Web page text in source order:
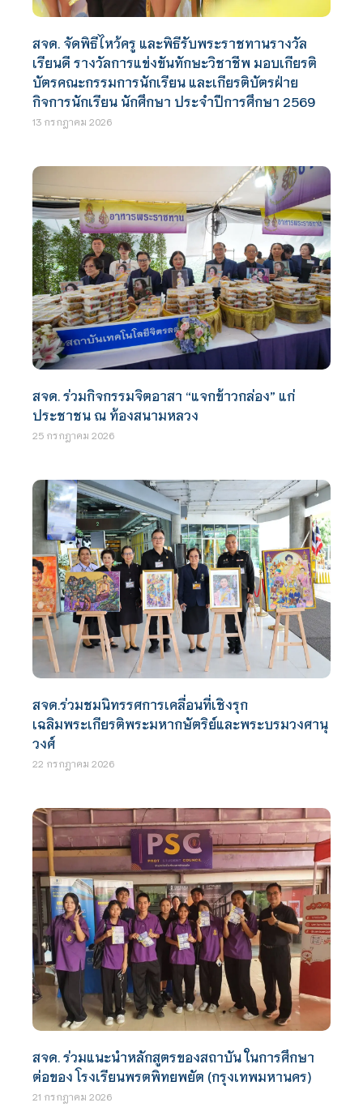
สจด. จัดพิธีไหว้ครู และพิธีรับพระราชทานรางวัล
เรียนดี รางวัลการแข่งขันทักษะวิชาชีพ มอบเกียรติ
บัตรคณะกรรมการนักเรียน และเกียรติบัตรฝ่าย
กิจการนักเรียน นักศึกษา ประจำปีการศึกษา 2569
13 กรกฎาคม 2026
สจด. ร่วมกิจกรรมจิตอาสา “แจกข้าวกล่อง” แก่
ประชาชน ณ ท้องสนามหลวง
25 กรกฎาคม 2026
สจด.ร่วมชมนิทรรศการเคลื่อนที่เชิงรุก
เฉลิมพระเกียรติพระมหากษัตริย์และพระบรมวงศานุ
วงศ์
22 กรกฎาคม 2026
สจด. ร่วมแนะนำหลักสูตรของสถาบัน ในการศึกษา
ต่อของ โรงเรียนพรตพิทยพยัต (กรุงเทพมหานคร)
21 กรกฎาคม 2026